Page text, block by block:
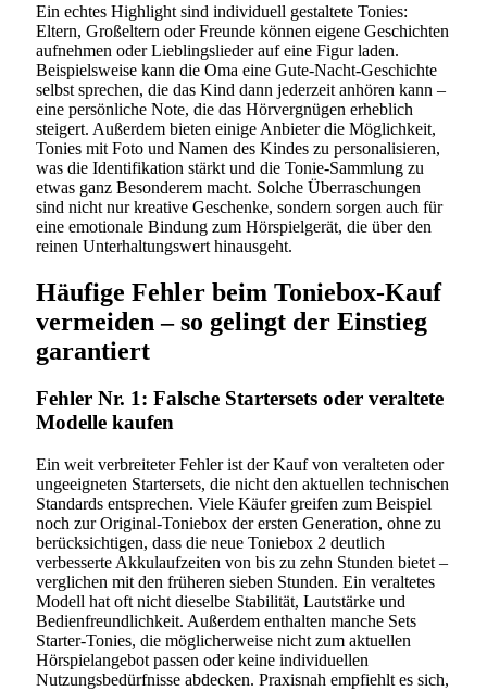
Ein echtes Highlight sind individuell gestaltete Tonies:
Eltern, Großeltern oder Freunde können eigene Geschichten
aufnehmen oder Lieblingslieder auf eine Figur laden.
Beispielsweise kann die Oma eine Gute-Nacht-Geschichte
selbst sprechen, die das Kind dann jederzeit anhören kann –
eine persönliche Note, die das Hörvergnügen erheblich
steigert. Außerdem bieten einige Anbieter die Möglichkeit,
Tonies mit Foto und Namen des Kindes zu personalisieren,
was die Identifikation stärkt und die Tonie-Sammlung zu
etwas ganz Besonderem macht. Solche Überraschungen
sind nicht nur kreative Geschenke, sondern sorgen auch für
eine emotionale Bindung zum Hörspielgerät, die über den
reinen Unterhaltungswert hinausgeht.
Häufige Fehler beim Toniebox-Kauf
vermeiden – so gelingt der Einstieg
garantiert
Fehler Nr. 1: Falsche Startersets oder veraltete
Modelle kaufen
Ein weit verbreiteter Fehler ist der Kauf von veralteten oder
ungeeigneten Startersets, die nicht den aktuellen technischen
Standards entsprechen. Viele Käufer greifen zum Beispiel
noch zur Original-Toniebox der ersten Generation, ohne zu
berücksichtigen, dass die neue Toniebox 2 deutlich
verbesserte Akkulaufzeiten von bis zu zehn Stunden bietet –
verglichen mit den früheren sieben Stunden. Ein veraltetes
Modell hat oft nicht dieselbe Stabilität, Lautstärke und
Bedienfreundlichkeit. Außerdem enthalten manche Sets
Starter-Tonies, die möglicherweise nicht zum aktuellen
Hörspielangebot passen oder keine individuellen
Nutzungsbedürfnisse abdecken. Praxisnah empfiehlt es sich,